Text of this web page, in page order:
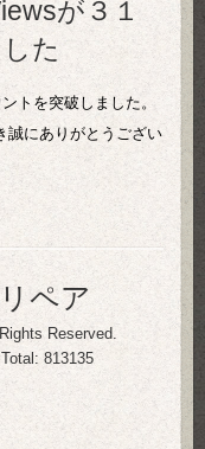
が３１
た
トを突破しました。
誠にありがとうござい
ペア
Reserved.
813135